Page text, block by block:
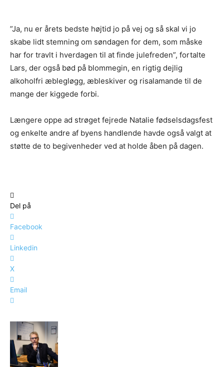
”Ja, nu er årets bedste højtid jo på vej og så skal vi jo
skabe lidt stemning om søndagen for dem, som måske
har for travlt i hverdagen til at finde julefreden”, fortalte
Lars, der også bød på blommegin, en rigtig dejlig
alkoholfri æblegløgg, æbleskiver og risalamande til de
mange der kiggede forbi.
Længere oppe ad strøget fejrede Natalie fødselsdagsfest
og enkelte andre af byens handlende havde også valgt at
støtte de to begivenheder ved at holde åben på dagen.
Del på
Facebook
Linkedin
X
Email